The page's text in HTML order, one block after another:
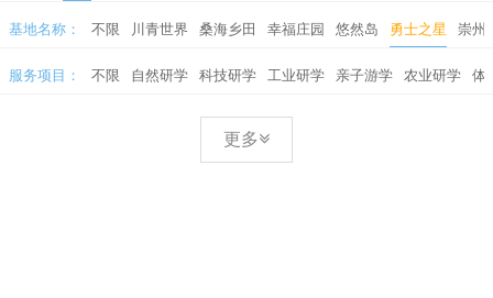
基地名称： 不限 川青世界 桑海乡田 幸福庄园 悠然岛 勇士之星 崇州
服务项目： 不限 自然研学 科技研学 工业研学 亲子游学 农业研学 体
更多